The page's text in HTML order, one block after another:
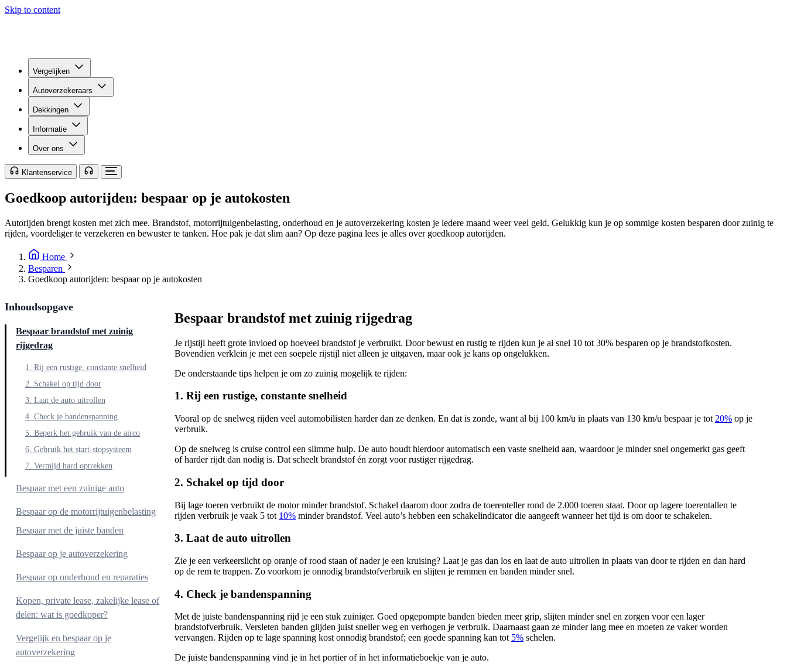
Skip to content
Vergelijken
Autoverzekeraars
Dekkingen
Informatie
Over ons
Klantenservice
Goedkoop autorijden: bespaar op je autokosten
Autorijden brengt kosten met zich mee. Brandstof, motorrijtuigenbelasting, onderhoud en je autoverzekering kosten je iedere maand weer veel geld. Gelukkig kun je op sommige kosten besparen door zuinig te
rijden, voordeliger te verzekeren en bewuster te tanken. Hoe pak je dat slim aan? Op deze pagina lees je alles over goedkoop autorijden.
Home
Besparen
Goedkoop autorijden: bespaar op je autokosten
Inhoudsopgave
Bespaar brandstof met zuinig
rijgedrag
1. Rij een rustige, constante snelheid
2. Schakel op tijd door
3. Laat de auto uitrollen
4. Check je bandenspanning
5. Beperk het gebruik van de airco
6. Gebruik het start-stopsysteem
7. Vermijd hard optrekken
Bespaar met een zuinige auto
1. Kies een licht en voordelig model
2. Overweeg hybride of elektrisch
Bespaar op de motorrijtuigenbelasting
Bespaar met de juiste banden
1. Controleer je bandenspanning
Bespaar op je autoverzekering
1. Vergelijk jaarlijks je autoverzekering
5. Betaal per jaar in plaats van per maand
Bespaar op onderhoud en reparaties
1. Plan onderhoud op tijd in
2. Vergelijk garages: universeel vs.
3. Voer kleine klusjes zelf uit
Kopen, private lease, zakelijke lease of
delen: wat is goedkoper?
Een auto kopen
Private lease
Vergelijk en bespaar op je
autoverzekering
Bespaar brandstof met zuinig rijgedrag
Je rijstijl heeft grote invloed op hoeveel brandstof je verbruikt. Door bewust en rustig te rijden kun je al snel 10 tot 30% besparen op je brandstofkosten.
Bovendien verklein je met een soepele rijstijl niet alleen je uitgaven, maar ook je kans op ongelukken.
De onderstaande tips helpen je om zo zuinig mogelijk te rijden:
1. Rij een rustige, constante snelheid
Vooral op de snelweg rijden veel automobilisten harder dan ze denken. En dat is zonde, want al bij 100 km/u in plaats van 130 km/u bespaar je tot 20% op je
verbruik.
Op de snelweg is cruise control een slimme hulp. De auto houdt hierdoor automatisch een vaste snelheid aan, waardoor je minder snel ongemerkt gas geeft
of harder rijdt dan nodig is. Dat scheelt brandstof én zorgt voor rustiger rijgedrag.
2. Schakel op tijd door
Bij lage toeren verbruikt de motor minder brandstof. Schakel daarom door zodra de toerenteller rond de 2.000 toeren staat. Door op lagere toerentallen te
rijden verbruik je vaak 5 tot 10% minder brandstof. Veel auto’s hebben een schakelindicator die aangeeft wanneer het tijd is om door te schakelen.
3. Laat de auto uitrollen
Zie je een verkeerslicht op oranje of rood staan of nader je een kruising? Laat je gas dan los en laat de auto uitrollen in plaats van door te rijden en dan hard
op de rem te trappen. Zo voorkom je onnodig brandstofverbruik en slijten je remmen en banden minder snel.
4. Check je bandenspanning
Met de juiste bandenspanning rijd je een stuk zuiniger. Goed opgepompte banden bieden meer grip, slijten minder snel en zorgen voor een lager
brandstofverbruik. Versleten banden glijden juist sneller weg en verhogen je verbruik. Daarnaast gaan ze minder lang mee en moeten ze vaker worden
vervangen. Rijden op te lage spanning kost onnodig brandstof; een goede spanning kan tot 5% schelen.
De juiste bandenspanning vind je in het portier of in het informatieboekje van je auto.